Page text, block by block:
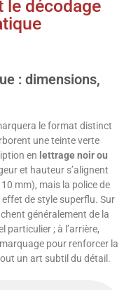
le décodage
: dimensions,
le format distinct
une teinte verte
en lettrage noir ou
et hauteur s’alignent
mm), mais la police de
de style superflu. Sur
généralement de la
particulier ; à l’arrière,
pour renforcer la
un art subtil du détail.